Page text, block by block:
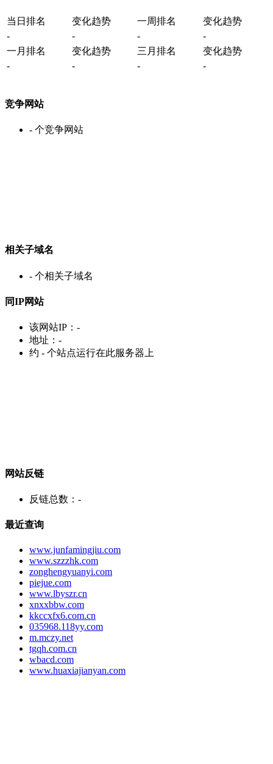
当日排名 变化趋势 一周排名
变化趋势
-
- -
-
一月排名
变化趋势 三月排名
变化趋势
-
- - -
竞争网站
- 个竞争网站
相关子域名
- 个相关子域名
同IP网站
该网站IP： -
地址： -
约 - 个站点运行在此服务器上
网站反链
反链总数： -
最近查询
www.junfamingjiu.com
www.szzzhk.com
zonghengyuanyi.com
piejue.com
www.lbyszr.cn
xnxxbbw.com
kkccxfx6.com.cn
035968.118yy.com
m.mczy.net
tgqh.com.cn
wbacd.com
www.huaxiajianyan.com